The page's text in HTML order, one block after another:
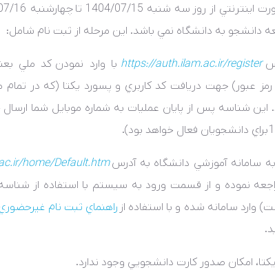
اينترنتي از روز سه شنبه 1404/07/15 تا چهارشنبه 1404/07/16
دانشجو به دانشگاه نمي باشد. اين مرحله از ثبت نام شامل:
https://auth.ilam.ac.ir/register با وارد نمودن کد ملي
رمز عبور) جهت دريافت کد کاربري و پسورد يکتا (که در تمام
اين شناسه پس از پايان عمليات به شماره موبايل شما
براي دانشجويان فعال خواهد بود).
سامانه آموزشي دانشگاه به آدرسhome/Default.htm
نموده و از قسمت ورود به سيستم با استفاده از
وارد سامانه شده و با استفاده از راهنماي ثبت نام
امکان صدور کارت دانشجويي وجود ندارد.